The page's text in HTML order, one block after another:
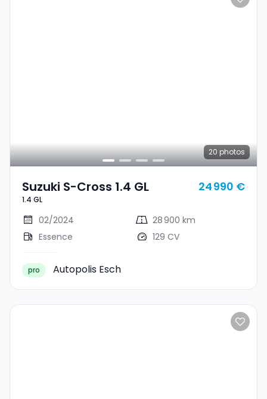
20 photos
Suzuki S-Cross 1.4 GL
1.4 GL
24 990 €
02/2024
28 900 km
Essence
129 CV
pro Autopolis Esch